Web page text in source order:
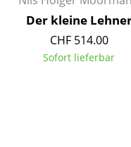
... alle
Licht
Hängeleuchten
Der kleine
CHF 514.00
Sofort lieferbar